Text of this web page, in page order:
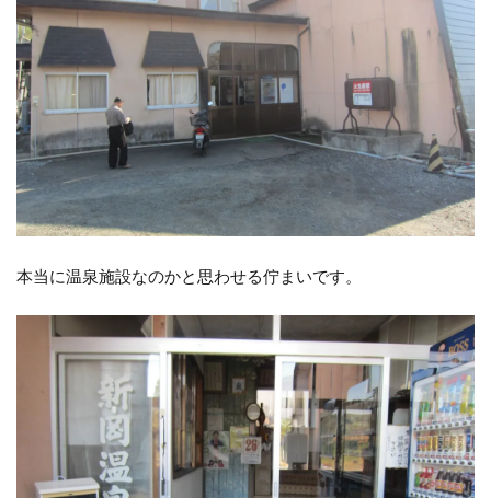
本当に温泉施設なのかと思わせる佇まいです。